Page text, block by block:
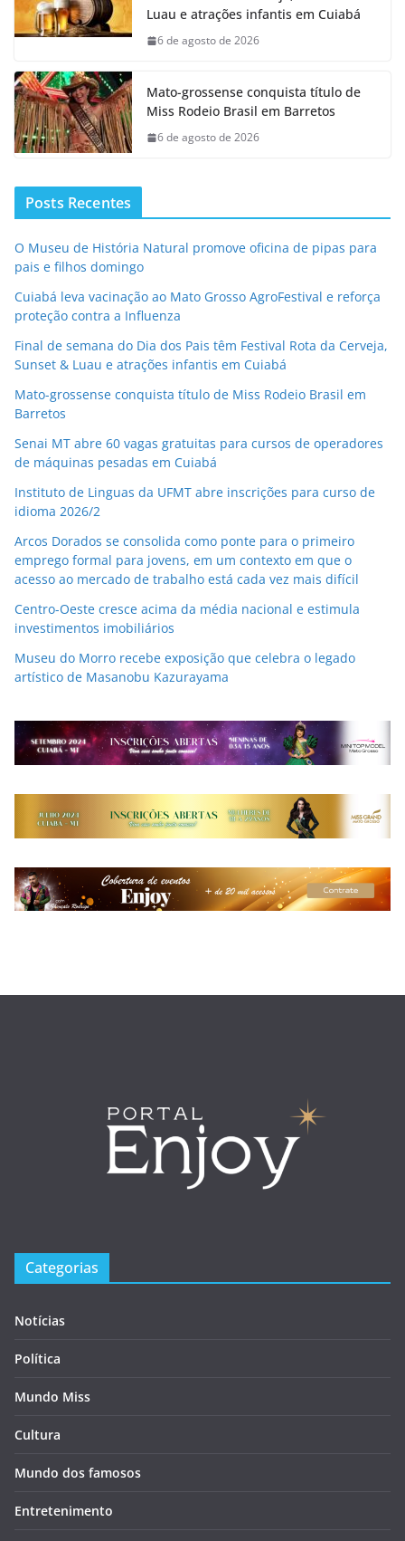
Luau e atrações infantis em Cuiabá
6 de agosto de 2026
Mato-grossense conquista título de
Miss Rodeio Brasil em Barretos
6 de agosto de 2026
Posts Recentes
O Museu de História Natural promove oficina de pipas para
pais e filhos domingo
Cuiabá leva vacinação ao Mato Grosso AgroFestival e reforça
proteção contra a Influenza
Final de semana do Dia dos Pais têm Festival Rota da Cerveja,
Sunset & Luau e atrações infantis em Cuiabá
Mato-grossense conquista título de Miss Rodeio Brasil em
Barretos
Senai MT abre 60 vagas gratuitas para cursos de operadores
de máquinas pesadas em Cuiabá
Instituto de Linguas da UFMT abre inscrições para curso de
idioma 2026/2
Arcos Dorados se consolida como ponte para o primeiro
emprego formal para jovens, em um contexto em que o
acesso ao mercado de trabalho está cada vez mais difícil
Centro-Oeste cresce acima da média nacional e estimula
investimentos imobiliários
Museu do Morro recebe exposição que celebra o legado
artístico de Masanobu Kazurayama
Categorias
Notícias
Política
Mundo Miss
Cultura
Mundo dos famosos
Entretenimento